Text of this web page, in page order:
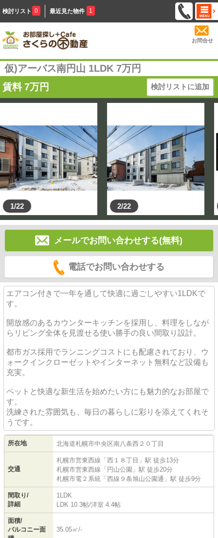
検討リスト 0 最近見た物件 1
お問合せ
仮)アーバス南円山 1LDK 7万円
賃料 7万円 検討リストに追加
1/22 2/22
メールでお問い合わせする(無料)
電話でお問い合わせする
エアコン付きで一年を通して快適に過ごしやすい1LDKで
す。
開放感のあるカウンターキッチンを採用し、料理をしなが
らリビング全体を見渡せる使い勝手の良い間取り設計。
都市ガス採用でランニングコストにも配慮されており、ウ
ォークインクローゼットやインターネット無料など設備も
充実。
ペットと快適な新生活を始めたい方にも魅力的なお部屋で
す。
洗練された雰囲気も、毎日の暮らしに彩りを添えてくれそ
うです。
所在地 北海道札幌市中央区南八条西 ２０丁目
交通
札幌市営東西線 「 西１８丁目 」駅 徒歩13分
札幌市営東西線 「 円山公園 」駅 徒歩20分
札幌市電２系統 「 西線９条旭山公園通 」駅 徒歩9分
間取り/
詳細
1LDK
LDK 10.3帖/洋室 4.4帖
面積/
バルコニー面
35.05㎡/-